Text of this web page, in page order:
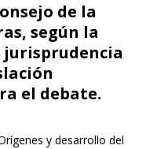
de la
según la
el debate.
y desarrollo del